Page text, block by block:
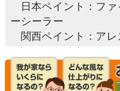
日本ペイント：ファ
ーシーラー
関西ペイント：アレ